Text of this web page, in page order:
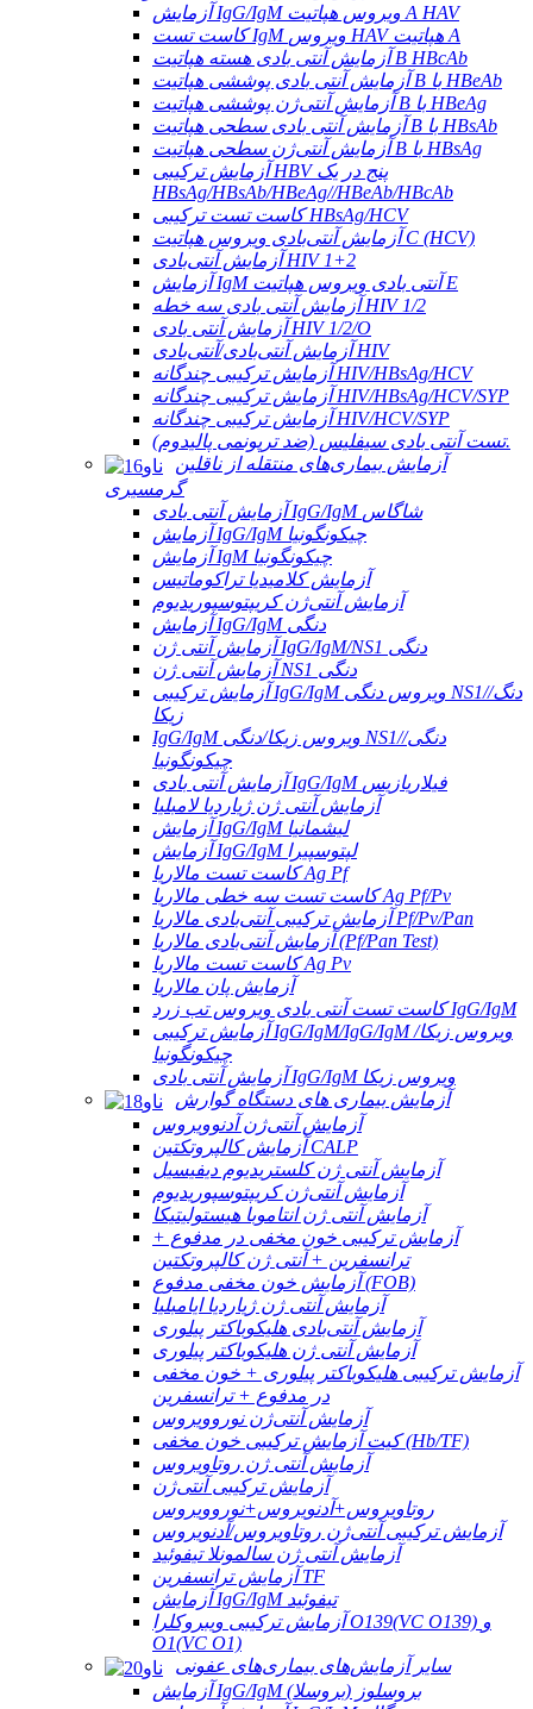
آزمایش IgG/IgM ویروس هپاتیت A HAV
کاست تست IgM ویروس HAV هپاتیت A
آزمایش آنتی بادی هسته هپاتیت B HBcAb
آزمایش آنتی بادی پوششی هپاتیت B با HBeAb
آزمایش آنتی‌ژن پوششی هپاتیت B با HBeAg
آزمایش آنتی بادی سطحی هپاتیت B با HBsAb
آزمایش آنتی‌ژن سطحی هپاتیت B با HBsAg
آزمایش ترکیبی HBV پنج در یک
HBsAg/HBsAb/HBeAg//HBeAb/HBcAb
کاست تست ترکیبی HBsAg/HCV
آزمایش آنتی‌بادی ویروس هپاتیت C (HCV)
آزمایش آنتی‌بادی HIV 1+2
آزمایش IgM آنتی بادی ویروس هپاتیت E
آزمایش آنتی بادی سه خطه HIV 1/2
آزمایش آنتی بادی HIV 1/2/O
آزمایش آنتی‌بادی/آنتی‌بادی HIV
آزمایش ترکیبی چندگانه HIV/HBsAg/HCV
آزمایش ترکیبی چندگانه HIV/HBsAg/HCV/SYP
آزمایش ترکیبی چندگانه HIV/HCV/SYP
تست آنتی بادی سیفلیس (ضد ترپونمی پالیدوم).
آزمایش بیماری‌های منتقله از ناقلین
گرمسیری
آزمایش آنتی بادی IgG/IgM شاگاس
آزمایش IgG/IgM چیکونگونیا
آزمایش IgM چیکونگونیا
آزمایش کلامیدیا تراکوماتیس
آزمایش آنتی‌ژن کریپتوسپوریدیوم
آزمایش IgG/IgM دنگی
آزمایش آنتی ژن IgG/IgM/NS1 دنگی
آزمایش آنتی ژن NS1 دنگی
آزمایش ترکیبی IgG/IgM ویروس دنگی NS1/دنگ/
زیکا
IgG/IgM ویروس زیکا/دنگی NS1/دنگی/
چیکونگونیا
آزمایش آنتی بادی IgG/IgM فیلاریازیس
آزمایش آنتی ژن ژیاردیا لامبلیا
آزمایش IgG/IgM لیشمانیا
آزمایش IgG/IgM لپتوسپیرا
کاست تست مالاریا Ag Pf
کاست تست سه خطی مالاریا Ag Pf/Pv
آزمایش ترکیبی آنتی‌بادی مالاریا Pf/Pv/Pan
آزمایش آنتی‌بادی مالاریا (Pf/Pan Test)
کاست تست مالاریا Ag Pv
آزمایش پان مالاریا
کاست تست آنتی بادی ویروس تب زرد IgG/IgM
آزمایش ترکیبی IgG/IgM/IgG/IgM ویروس زیکا/
چیکونگونیا
آزمایش آنتی بادی IgG/IgM ویروس زیکا
آزمایش بیماری های دستگاه گوارش
آزمایش آنتی‌ژن آدنوویروس
آزمایش کالپروتکتین CALP
آزمایش آنتی ژن کلستریدیوم دیفیسیل
آزمایش آنتی‌ژن کریپتوسپوریدیوم
آزمایش آنتی ژن انتاموبا هیستولیتیکا
آزمایش ترکیبی خون مخفی در مدفوع +
ترانسفرین + آنتی ژن کالپروتکتین
آزمایش خون مخفی مدفوع (FOB)
آزمایش آنتی ژن ژیاردیا ایامبلیا
آزمایش آنتی‌بادی هلیکوباکتر پیلوری
آزمایش آنتی ژن هلیکوباکتر پیلوری
آزمایش ترکیبی هلیکوباکتر پیلوری + خون مخفی
در مدفوع + ترانسفرین
آزمایش آنتی‌ژن نوروویروس
کیت آزمایش ترکیبی خون مخفی (Hb/TF)
آزمایش آنتی ژن روتاویروس
آزمایش ترکیبی آنتی‌ژن
روتاویروس+آدنویروس+نوروویروس
آزمایش ترکیبی آنتی‌ژن روتاویروس/آدنویروس
آزمایش آنتی ژن سالمونلا تیفوئید
آزمایش ترانسفرین TF
آزمایش IgG/IgM تیفوئید
آزمایش ترکیبی ویبروکلرا O139(VC O139) و
O1(VC O1)
سایر آزمایش‌های بیماری‌های عفونی
آزمایش IgG/IgM بروسلوز (بروسلا)